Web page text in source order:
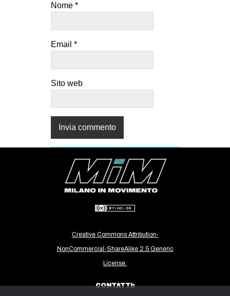
Nome *
Email *
Sito web
Creative Commons Attribution-
NonCommercial-ShareAlike 2.5 Generic
License.
CONTATTI: